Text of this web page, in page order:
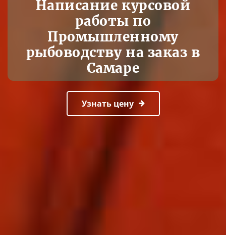
Написание курсовой
работы по
Промышленному
рыбоводству на заказ в
Самаре
Узнать цену